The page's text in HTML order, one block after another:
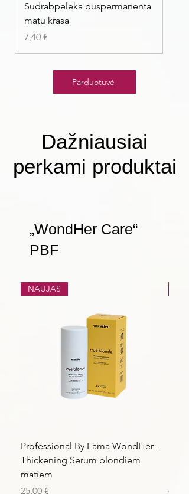
Sudrabpelēka puspermanenta
matu krāsa
Kaina
7,40 €
Parduotuvė
Dažniausiai
perkami produktai
„WondHer Care“
PBF
NAUJAS
Professional By Fama WondHer -
Thickening Serum blondiem
matiem
Kaina
25,00 €
Kaina
43,56